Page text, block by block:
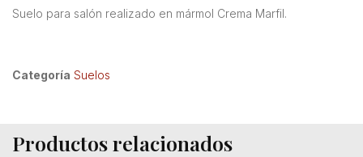
Suelo para salón realizado en mármol Crema Marfil.
Categoría Suelos
Productos relacionados